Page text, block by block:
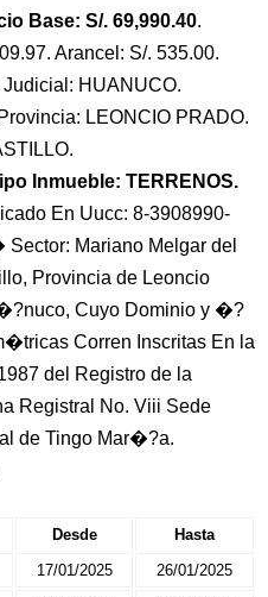
Base: S/. 69,990.40.
Arancel: S/. 535.00.
HUANUCO.
LEONCIO PRADO.
Inmueble: TERRENOS.
En Uucc: 8-3908990-
Mariano Melgar del
Provincia de Leoncio
Cuyo Dominio y �?
Corren Inscritas En la
del Registro de la
Registral No. Viii Sede
de Tingo Mar�?a.
Desde
Hasta
17/01/2025 26/01/2025